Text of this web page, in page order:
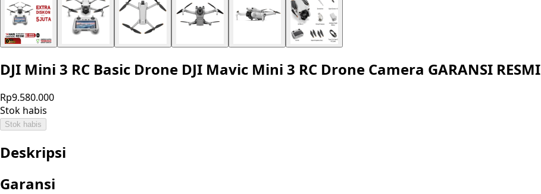
DJI Mini 3 RC Basic Drone DJI Mavic Mini 3 RC Drone Camera GARANSI RESMI
Rp9.580.000
Stok habis
Stok habis
Deskripsi
Garansi